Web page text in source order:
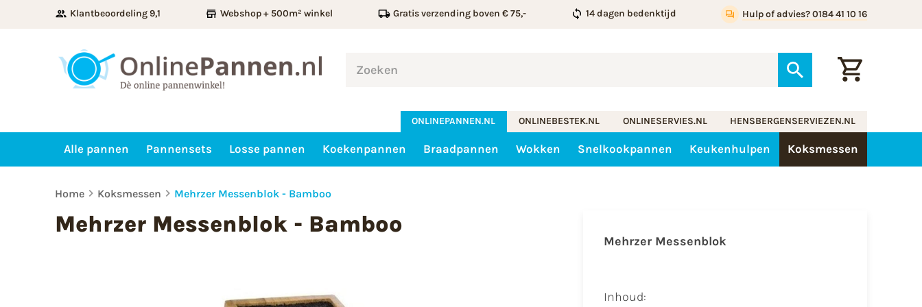
Klantbeoordeling 9,1 Webshop + 500m² winkel Gratis verzending boven € 75,- 14 dagen bedenktijd Hulp of advies? 0184 41 10 16
ONLINEPANNEN.NL ONLINEBESTEK.NL ONLINESERVIES.NL HENSBERGENSERVIEZEN.NL
Alle pannen Pannensets Losse pannen Koekenpannen Braadpannen Wokken Snelkookpannen Keukenhulpen Koksmessen
Home Koksmessen Mehrzer Messenblok - Bamboo
Mehrzer Messenblok - Bamboo
Mehrzer Messenblok
Inhoud: